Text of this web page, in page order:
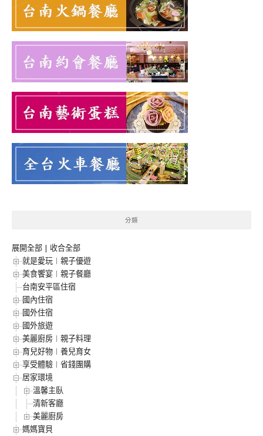
分類
展開全部 | 收合全部
就是愛玩︱親子優遊
美食饗宴︱親子餐廳
台南安平區住宿
國內住宿
國外住宿
國外旅遊
美麗廚房︱親子料理
育兒好物︱養兒育女
享受體驗︱省錢團購
居家環境
溫馨主臥
清新客廳
美麗廚房
媽媽寶貝